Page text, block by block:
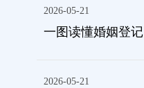
2026-05-21
一图读懂婚姻登记
2026-05-21